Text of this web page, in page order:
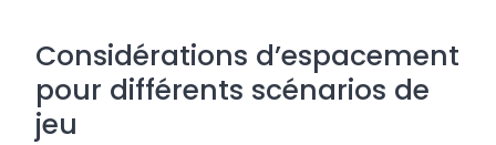
Considérations d’espacement
pour différents scénarios de
jeu